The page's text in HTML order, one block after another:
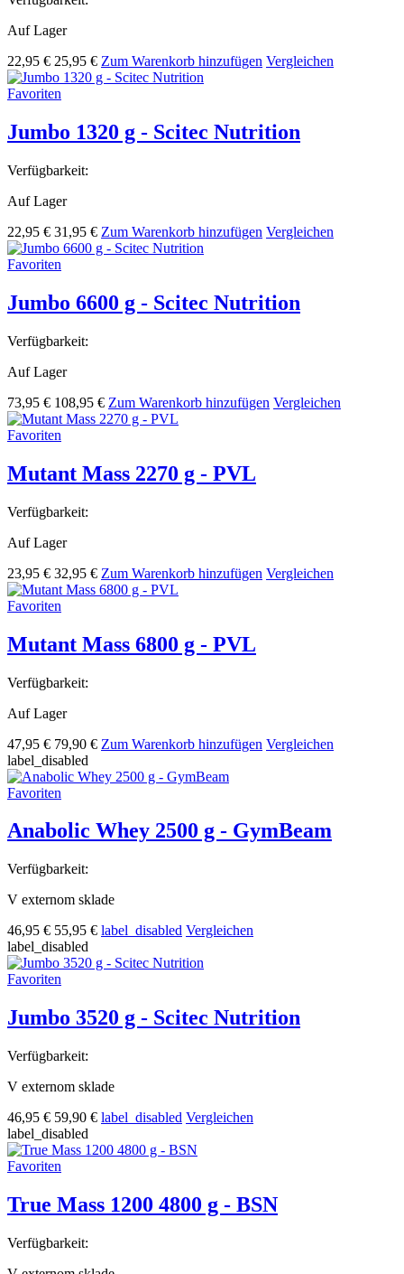
Auf Lager
22,95 € 25,95 € Zum Warenkorb hinzufügen Vergleichen
Favoriten
Jumbo 1320 g - Scitec Nutrition
Verfügbarkeit:
Auf Lager
22,95 € 31,95 € Zum Warenkorb hinzufügen Vergleichen
Favoriten
Jumbo 6600 g - Scitec Nutrition
Verfügbarkeit:
Auf Lager
73,95 € 108,95 € Zum Warenkorb hinzufügen Vergleichen
Favoriten
Mutant Mass 2270 g - PVL
Verfügbarkeit:
Auf Lager
23,95 € 32,95 € Zum Warenkorb hinzufügen Vergleichen
Favoriten
Mutant Mass 6800 g - PVL
Verfügbarkeit:
Auf Lager
47,95 € 79,90 € Zum Warenkorb hinzufügen Vergleichen
label_disabled
Favoriten
Anabolic Whey 2500 g - GymBeam
Verfügbarkeit:
V externom sklade
46,95 € 55,95 € label_disabled Vergleichen
label_disabled
Favoriten
Jumbo 3520 g - Scitec Nutrition
Verfügbarkeit:
V externom sklade
46,95 € 59,90 € label_disabled Vergleichen
label_disabled
Favoriten
True Mass 1200 4800 g - BSN
Verfügbarkeit: